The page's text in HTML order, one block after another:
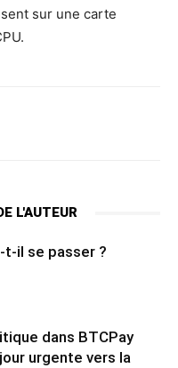
sur une carte
L'AUTEUR
t-il se passer ?
dans BTCPay
urgente vers la